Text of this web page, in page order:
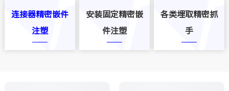
连接器精密嵌件
注塑
安装固定精密嵌
件注塑
各类埋取精密抓
手